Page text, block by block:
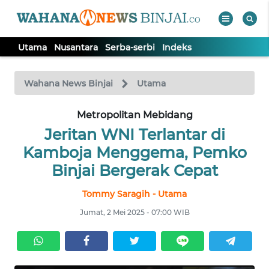
Utama Nusantara Serba-serbi Indeks
Wahana News Binjai Utama
Metropolitan Mebidang
Jeritan WNI Terlantar di
Kamboja Menggema, Pemko
Binjai Bergerak Cepat
Tommy Saragih - Utama
Jumat, 2 Mei 2025 - 07:00 WIB
TV
Tutup
NUSANTARA
Informasi